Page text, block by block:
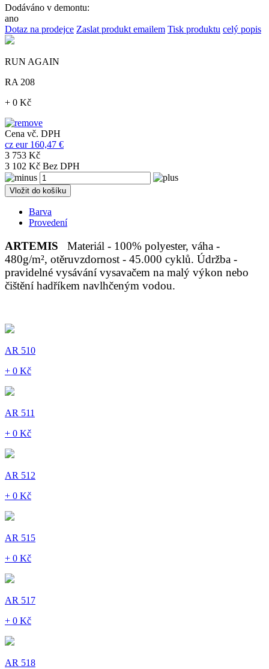
Dodáváno v demontu:
ano
Dotaz na prodejce Zaslat produkt emailem Tisk produktu celý popis
RUN AGAIN
RA 208
+ 0 Kč
Cena vč. DPH
cz eur 160,47 €
3 753 Kč
3 102 Kč Bez DPH
Vložit do košíku
Barva
Provedení
ARTEMIS
Materiál - 100% polyester, váha -
480g/m², otěruvzdornost - 45.000 cyklů. Údržba -
pravidelné vysávání vysavačem na malý výkon nebo
čištění hadříkem navlhčeným vodou.
AR 510
+ 0 Kč
AR 511
+ 0 Kč
AR 512
+ 0 Kč
AR 515
+ 0 Kč
AR 517
+ 0 Kč
AR 518